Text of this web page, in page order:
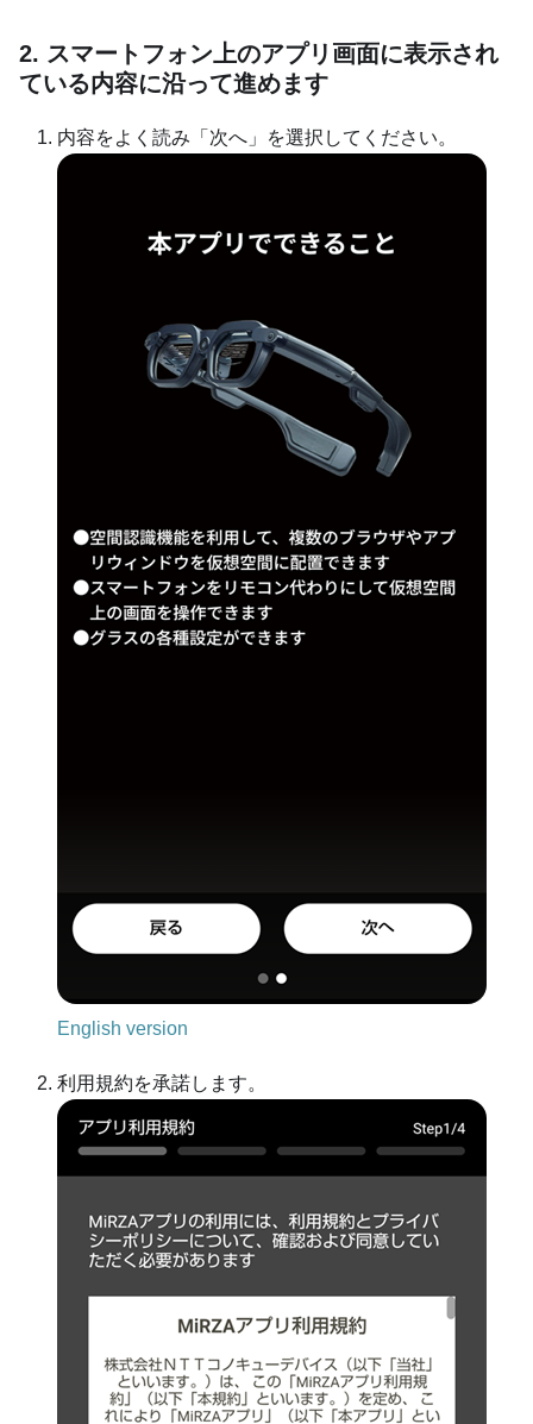
2. スマートフォン上のアプリ画面に表示され
ている内容に沿って進めます
内容をよく読み「次へ」を選択してください。
English version
利用規約を承諾します。